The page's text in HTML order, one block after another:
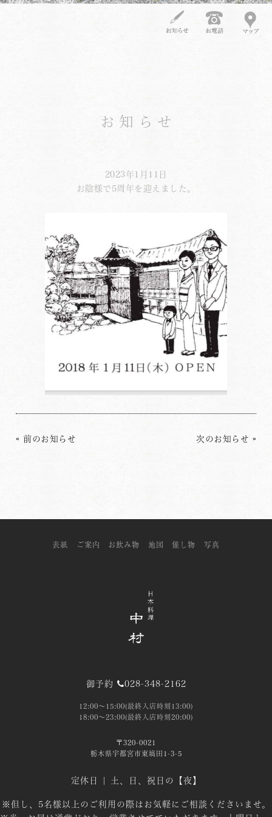
お知らせ
2023年1月11日
お陰様で5周年を迎えました。
« 前のお知らせ 次のお知らせ »
表紙 ご案内 お飲み物 地図 催し物 写真
御予約 028-348-2162
12:00～15:00(最終入店時刻13:00)
18:00～23:00(最終入店時刻20:00)
〒320-0021
栃木県宇都宮市東塙田1-3-5
定休日 | 土、日、祝日の【夜】
※但し、5名様以上のご利用の際はお気軽にご相談くださいませ。